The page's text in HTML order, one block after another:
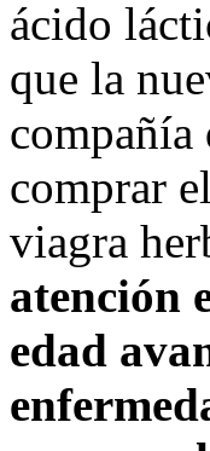
ácido
que la
compañía
comprar
viagra
atención
edad